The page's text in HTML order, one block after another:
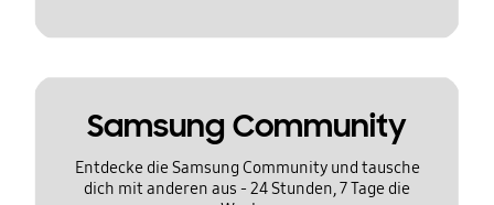
Samsung Community
Entdecke die Samsung Community und tausche
dich mit anderen aus - 24 Stunden, 7 Tage die